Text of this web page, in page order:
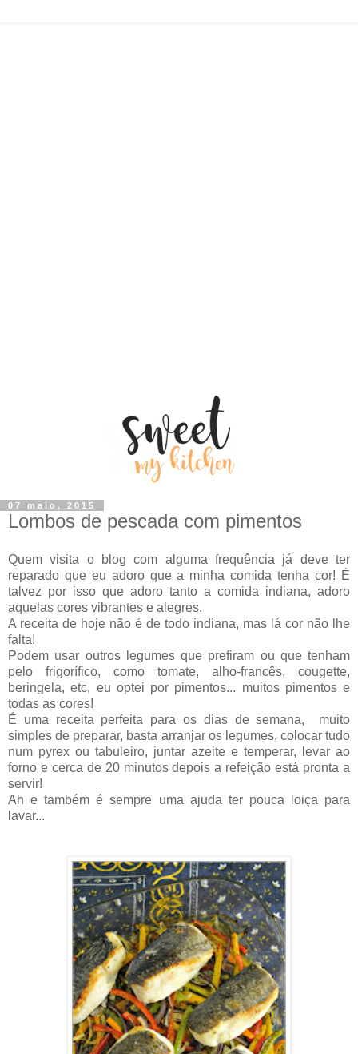
07 maio, 2015
Lombos de pescada com pimentos
Quem visita o blog com alguma frequência já deve ter
reparado que eu adoro que a minha comida tenha cor! É
talvez por isso que adoro tanto a comida indiana, adoro
aquelas cores vibrantes e alegres.
A receita de hoje não é de todo indiana, mas lá cor não lhe
falta!
Podem usar outros legumes que prefiram ou que tenham
pelo frigorífico, como tomate, alho-francês, cougette,
beringela, etc, eu optei por pimentos... muitos pimentos e
todas as cores!
É uma receita perfeita para os dias de semana, muito
simples de preparar, basta arranjar os legumes, colocar tudo
num pyrex ou tabuleiro, juntar azeite e temperar, levar ao
forno e cerca de 20 minutos depois a refeição está pronta a
servir!
Ah e também é sempre uma ajuda ter pouca loiça para
lavar...